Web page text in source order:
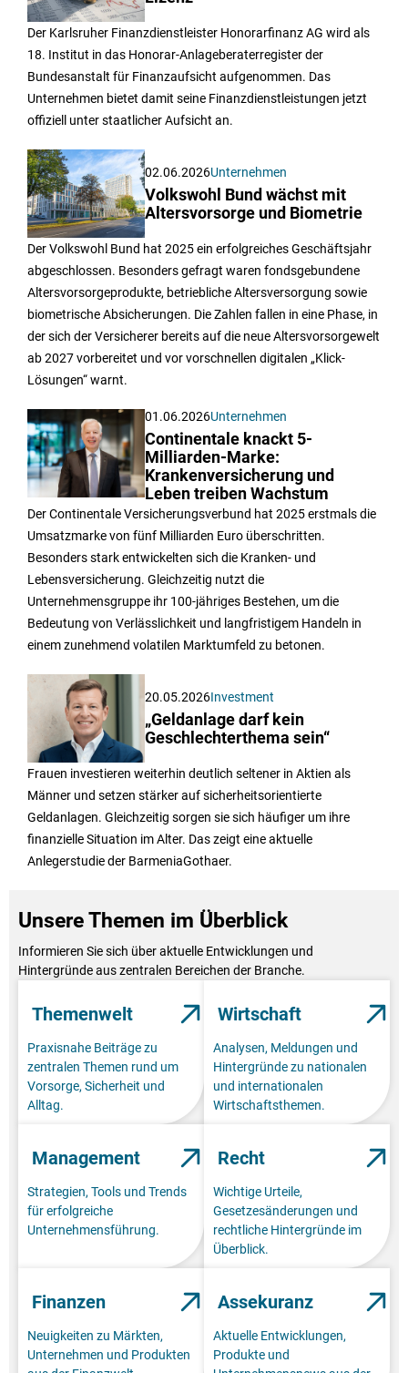
Der Karlsruher Finanzdienstleister Honorarfinanz AG wird als
18. Institut in das Honorar-Anlageberaterregister der
Bundesanstalt für Finanzaufsicht aufgenommen. Das
Unternehmen bietet damit seine Finanzdienstleistungen jetzt
offiziell unter staatlicher Aufsicht an.
02.06.2026Unternehmen
Volkswohl Bund wächst mit
Altersvorsorge und Biometrie
Der Volkswohl Bund hat 2025 ein erfolgreiches Geschäftsjahr
abgeschlossen. Besonders gefragt waren fondsgebundene
Altersvorsorgeprodukte, betriebliche Altersversorgung sowie
biometrische Absicherungen. Die Zahlen fallen in eine Phase, in
der sich der Versicherer bereits auf die neue Altersvorsorgewelt
ab 2027 vorbereitet und vor vorschnellen digitalen „Klick-
Lösungen“ warnt.
01.06.2026Unternehmen
Continentale knackt 5-
Milliarden-Marke:
Krankenversicherung und
Leben treiben Wachstum
Der Continentale Versicherungsverbund hat 2025 erstmals die
Umsatzmarke von fünf Milliarden Euro überschritten.
Besonders stark entwickelten sich die Kranken- und
Lebensversicherung. Gleichzeitig nutzt die
Unternehmensgruppe ihr 100-jähriges Bestehen, um die
Bedeutung von Verlässlichkeit und langfristigem Handeln in
einem zunehmend volatilen Marktumfeld zu betonen.
20.05.2026Investment
„Geldanlage darf kein
Geschlechterthema sein“
Frauen investieren weiterhin deutlich seltener in Aktien als
Männer und setzen stärker auf sicherheitsorientierte
Geldanlagen. Gleichzeitig sorgen sie sich häufiger um ihre
finanzielle Situation im Alter. Das zeigt eine aktuelle
Anlegerstudie der BarmeniaGothaer.
Unsere Themen im Überblick
Informieren Sie sich über aktuelle Entwicklungen und
Hintergründe aus zentralen Bereichen der Branche.
Themenwelt
Praxisnahe Beiträge zu
zentralen Themen rund um
Vorsorge, Sicherheit und
Alltag.
Wirtschaft
Analysen, Meldungen und
Hintergründe zu nationalen
und internationalen
Wirtschaftsthemen.
Management
Strategien, Tools und Trends
für erfolgreiche
Unternehmensführung.
Recht
Wichtige Urteile,
Gesetzesänderungen und
rechtliche Hintergründe im
Überblick.
Finanzen
Neuigkeiten zu Märkten,
Unternehmen und Produkten
Assekuranz
Aktuelle Entwicklungen,
Produkte und